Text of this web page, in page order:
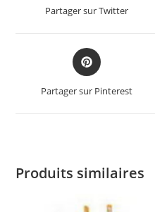
Partager sur Twitter
Partager sur Pinterest
Produits similaires